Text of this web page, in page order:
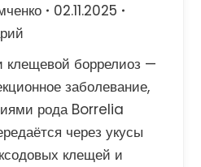
02.11.2025
клещевой боррелиоз —
заболевание,
рода Borrelia
через укусы
клещей и